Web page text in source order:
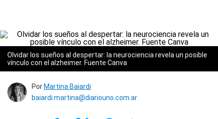
Olvidar los sueños al despertar: la neurociencia revela un posible
vínculo con el alzheimer. Fuente Canva
Por Martina Baiardi
baiardi.martina@diariouno.com.ar